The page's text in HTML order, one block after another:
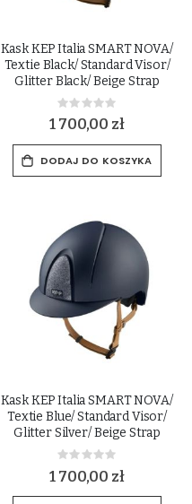
Kask KEP Italia SMART NOVA/
Textie Black/ Standard Visor/
Glitter Black/ Beige Strap
Rating:
0%
1 700,00 zł
DODAJ DO KOSZYKA
Kask KEP Italia SMART NOVA/
Textie Blue/ Standard Visor/
Glitter Silver/ Beige Strap
Rating:
0%
1 700,00 zł